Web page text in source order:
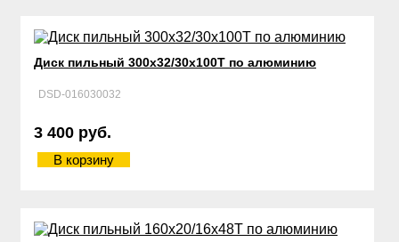
Диск пильный 300х32/30х100Т по алюминию
DSD-016030032
3 400 руб.
В корзину